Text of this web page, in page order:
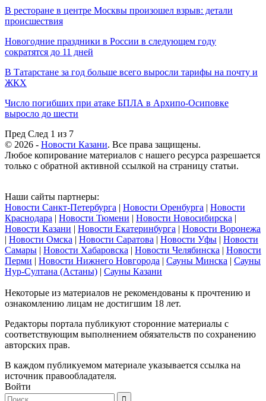
В ресторане в центре Москвы произошел взрыв: детали
происшествия
Новогодние праздники в России в следующем году
сократятся до 11 дней
В Татарстане за год больше всего выросли тарифы на почту и
ЖКХ
Число погибших при атаке БПЛА в Архипо-Осиповке
выросло до шести
Пред След 1 из 7
© 2026 - Новости Казани. Все права защищены.
Любое копирование материалов с нашего ресурса разрешается
только с обратной активной ссылкой на страницу статьи.
Наши сайты партнеры:
Новости Санкт-Петербурга | Новости Оренбурга | Новости
Краснодара | Новости Тюмени | Новости Новосибирска |
Новости Казани | Новости Екатеринбурга | Новости Воронежа
| Новости Омска | Новости Саратова | Новости Уфы | Новости
Самары | Новости Хабаровска | Новости Челябинска | Новости
Перми | Новости Нижнего Новгорода | Сауны Минска | Сауны
Нур-Султана (Астаны) | Сауны Казани
Некоторые из материалов не рекомендованы к прочтению и
ознакомлению лицам не достигшим 18 лет.
Редакторы портала публикуют сторонние материалы с
соответствующим выполнением обязательств по сохранению
авторских прав.
В каждом публикуемом материале указывается ссылка на
источник правообладателя.
Войти